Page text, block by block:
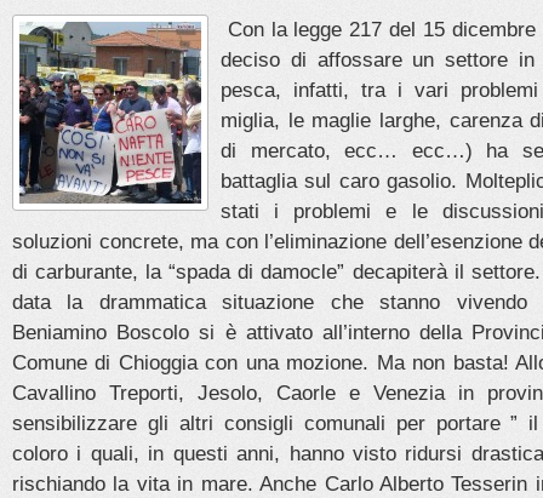
Con la legge 217 del 15
deciso di affossare un settore in
pesca, infatti, tra i vari
miglia, le maglie larghe, carenza
di mercato, ecc… ecc…) ha
battaglia sul caro gasolio.
stati i problemi e le
soluzioni concrete, ma con l’eliminazione dell’esenzione
di carburante, la “spada di damocle” decapiterà il
data la drammatica situazione che stanno
Beniamino Boscolo si è attivato all’interno della
Comune di Chioggia con una mozione. Ma non basta!
Cavallino Treporti, Jesolo, Caorle e Venezia in
sensibilizzare gli altri consigli comunali per portare ”
coloro i quali, in questi anni, hanno visto ridursi
rischiando la vita in mare. Anche Carlo Alberto Tesserin